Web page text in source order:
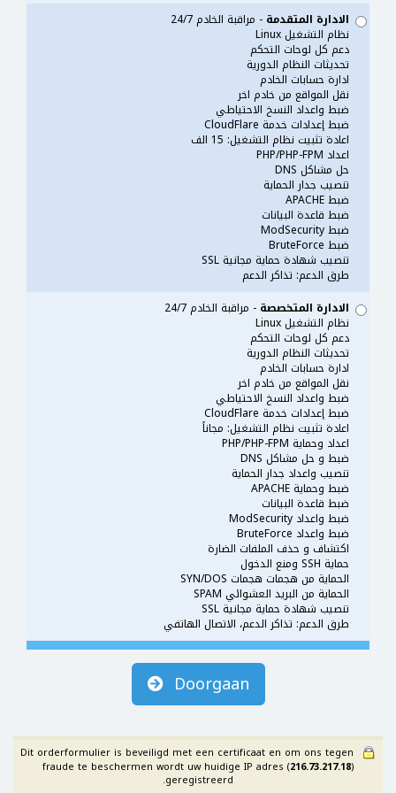
الادارة المتقدمة - مراقبة الخادم 24/7
نظام التشغيل Linux
دعم كل لوحات التحكم
تحديثات النظام الدورية
ادارة حسابات الخادم
نقل المواقع من خادم اخر
ضبط واعداد النسخ الاحتياطي
ضبط إعدادات خدمة CloudFlare
اعادة تثبيت نظام التشغيل: 15 الف
اعداد PHP/PHP-FPM
حل مشاكل DNS
تنصيب جدار الحماية
ضبط APACHE
ضبط قاعدة البيانات
ضبط ModSecurity
ضبط BruteForce
تنصيب شهادة حماية مجانية SSL
طرق الدعم: تذاكر الدعم
الادارة المتخصصة - مراقبة الخادم 24/7
نظام التشغيل Linux
دعم كل لوحات التحكم
تحديثات النظام الدورية
ادارة حسابات الخادم
نقل المواقع من خادم اخر
ضبط واعداد النسخ الاحتياطي
ضبط إعدادات خدمة CloudFlare
اعادة تثبيت نظام التشغيل: مجاناً
اعداد وحماية PHP/PHP-FPM
ضبط و حل مشاكل DNS
تنصيب واعداد جدار الحماية
ضبط وحماية APACHE
ضبط قاعدة البيانات
ضبط واعداد ModSecurity
ضبط واعداد BruteForce
اكتشاف و حذف الملفات الضارة
حماية SSH ومنع الدخول
الحماية من هجمات هجمات SYN/DOS
الحماية من البريد العشوائي SPAM
تنصيب شهادة حماية مجانية SSL
طرق الدعم: تذاكر الدعم، الاتصال الهاتفي
Doorgaan
Dit orderformulier is beveiligd met een certificaat en om ons tegen
fraude te beschermen wordt uw huidige IP adres (216.73.217.18)
geregistreerd.